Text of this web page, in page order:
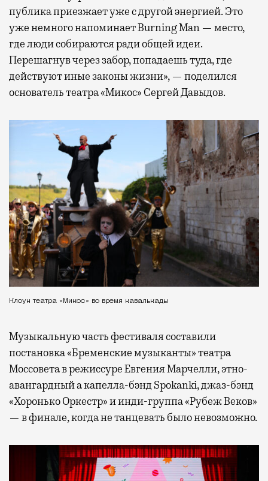
публика приезжает уже с другой энергией. Это
уже немного напоминает Burning Man — место,
где люди собираются ради общей идеи.
Перешагнув через забор, попадаешь туда, где
действуют иные законы жизни», — поделился
основатель театра «Микос» Сергей Давыдов.
Клоун театра «Микос» во время кавалькады
Музыкальную часть фестиваля составили
постановка «Бременские музыканты» театра
Моссовета в режиссуре Евгения Марчелли, этно-
авангардный а капелла-бэнд Spokanki, джаз-бэнд
«Хоронько Оркестр» и инди-группа «Рубеж Веков»
— в финале, когда не танцевать было невозможно.